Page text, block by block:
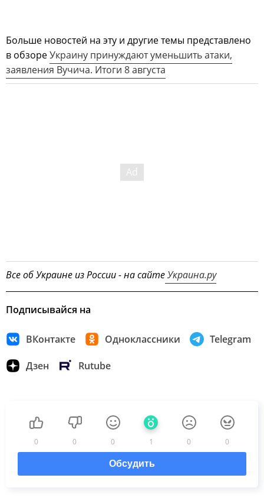
Больше новостей на эту и другие темы представлено
в обзореУкраину принуждают уменьшить атаки,
заявления Вучича. Итоги 8 августа
Все об Украине из России - на сайтеУкраина.ру
Подписывайся на
ВКонтакте Одноклассники Telegram
Дзен Rutube
0 0 0 1 0 0
Обсудить